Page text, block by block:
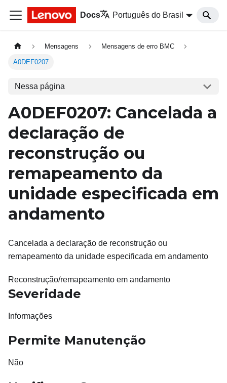
Docs Português do Brasil
Mensagens Mensagens de erro BMC
A0DEF0207
Nessa página
A0DEF0207: Cancelada a
declaração de
reconstrução ou
remapeamento da
unidade especificada em
andamento
Cancelada a declaração de reconstrução ou
remapeamento da unidade especificada em andamento
Reconstrução/remapeamento em andamento
Severidade
Informações
Permite Manutenção
Não